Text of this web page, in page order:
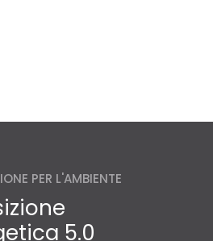
PER L'AMBIENTE
5.0